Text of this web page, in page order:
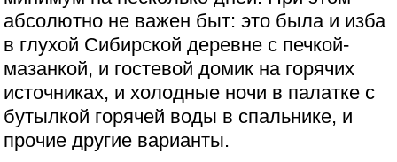
абсолютно не важен быт: это была и изба
в глухой Сибирской деревне с печкой-
мазанкой, и гостевой домик на горячих
источниках, и холодные ночи в палатке с
бутылкой горячей воды в спальнике, и
прочие другие варианты.